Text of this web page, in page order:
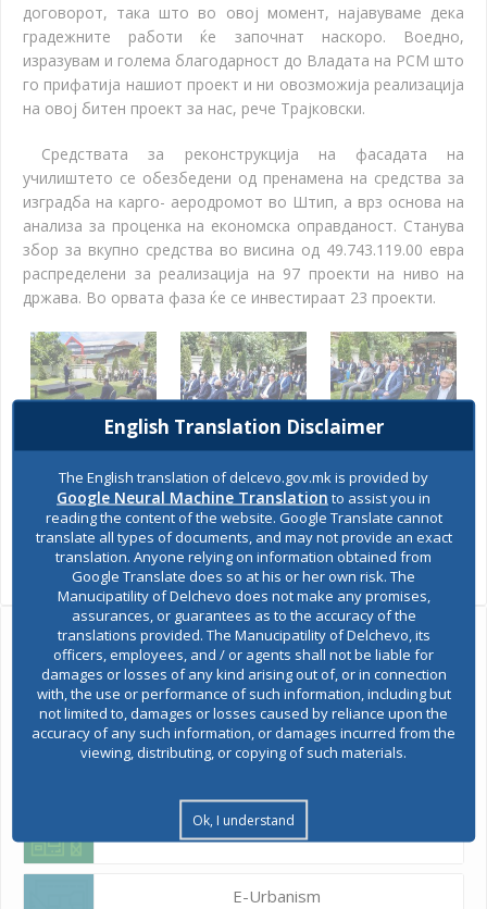
договорот, така што во овој момент, најавуваме дека
градежните работи ќе започнат наскоро. Воедно,
изразувам и голема благодарност до Владата на РСМ што
го прифатија нашиот проект и ни овозможија реализација
на овој битен проект за нас, рече Трајковски.
Средствата за реконструкција на фасадата на
училиштето се обезбедени од пренамена на средства за
изградба на карго- аеродромот во Штип, а врз основа на
анализа за проценка на економска оправданост. Станува
збор за вкупно средства во висина од 49.743.119.00 евра
распределени за реализација на 97 проекти на ниво на
држава. Во орвата фаза ќе се инвестираат 23 проекти.
SHARES
Views: 1,082
Ask the mayor
Report a problem
Budget and finances
Building Permit
E-Urbanism
English Translation Disclaimer
The English translation of delcevo.gov.mk is provided by
Google Neural Machine Translation to assist you in
reading the content of the website. Google Translate cannot
translate all types of documents, and may not provide an exact
translation. Anyone relying on information obtained from
Google Translate does so at his or her own risk. The
Manucipatility of Delchevo does not make any promises,
assurances, or guarantees as to the accuracy of the
translations provided. The Manucipatility of Delchevo, its
officers, employees, and / or agents shall not be liable for
damages or losses of any kind arising out of, or in connection
with, the use or performance of such information, including but
not limited to, damages or losses caused by reliance upon the
accuracy of any such information, or damages incurred from the
viewing, distributing, or copying of such materials.
Ok, I understand